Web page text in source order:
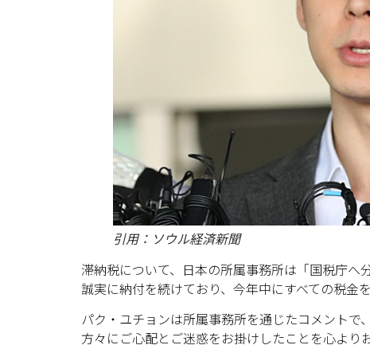
引用：ソウル経済新聞
滞納税について、日本の所属事務所は「国税庁
誠実に納付を続けており、今年中にすべての税金
パク・ユチョンは所属事務所を通じたコメント
方々にご心配とご迷惑をお掛けしたことを心より